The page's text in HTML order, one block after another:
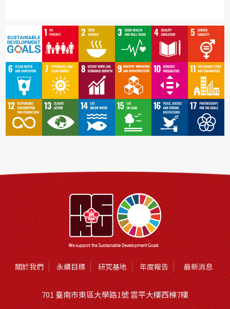
關於我們 永續目標 研究基地 年度報告 最新消息
701 臺南市東區大學路1號 雲平大樓西棟7樓